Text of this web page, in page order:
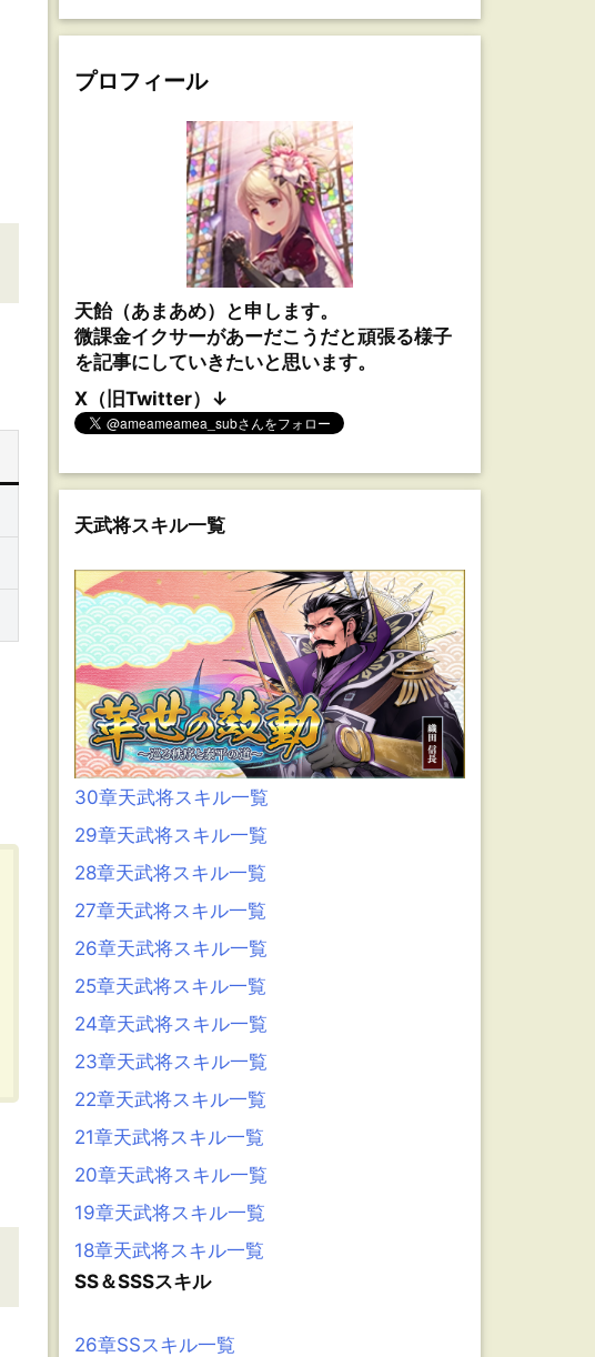
プロフィール
天飴（あまあめ）と申します。
微課金イクサーがあーだこうだと頑張る様子
を記事にしていきたいと思います。
X（旧Twitter）↓
天武将スキル一覧
30章天武将スキル一覧
29章天武将スキル一覧
28章天武将スキル一覧
27章天武将スキル一覧
26章天武将スキル一覧
25章天武将スキル一覧
24章天武将スキル一覧
23章天武将スキル一覧
22章天武将スキル一覧
21章天武将スキル一覧
20章天武将スキル一覧
19章天武将スキル一覧
18章天武将スキル一覧
SS＆SSSスキル
26章SSスキル一覧